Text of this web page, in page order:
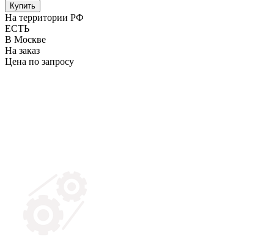
Купить
На территории РФ
ЕСТЬ
В Москве
На заказ
Цена по запросу